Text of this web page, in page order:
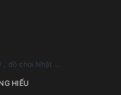
đồ chơi Nhật ...
HIẾU